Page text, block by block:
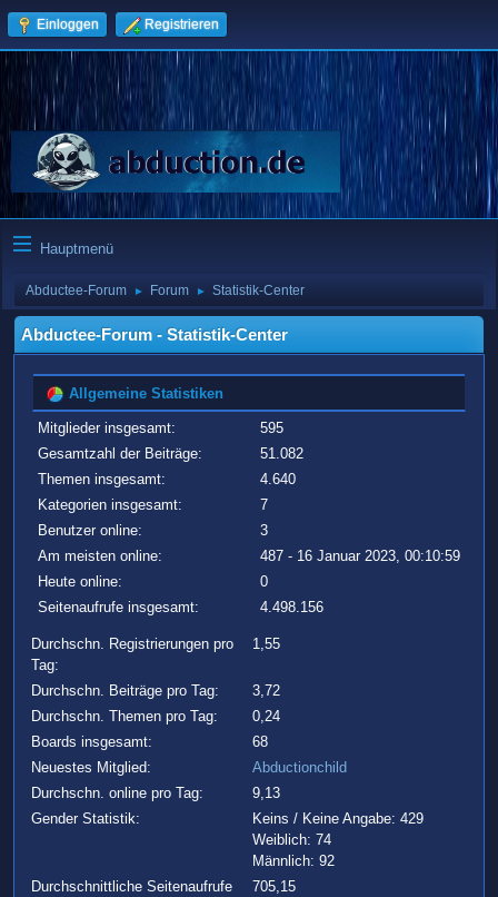
Einloggen Registrieren
Hauptmenü
Abductee-Forum ► Forum ► Statistik-Center
Abductee-Forum - Statistik-Center
Allgemeine Statistiken
Mitglieder insgesamt:
595
Gesamtzahl der Beiträge:
51.082
Themen insgesamt:
4.640
Kategorien insgesamt:
7
Benutzer online:
3
Am meisten online:
487 - 16 Januar 2023, 00:10:59
Heute online:
0
Seitenaufrufe insgesamt:
4.498.156
Durchschn. Registrierungen pro
Tag:
1,55
Durchschn. Beiträge pro Tag:
3,72
Durchschn. Themen pro Tag:
0,24
Boards insgesamt:
68
Neuestes Mitglied:
Abductionchild
Durchschn. online pro Tag:
9,13
Gender Statistik:
Keins / Keine Angabe: 429
Weiblich: 74
Männlich: 92
Durchschnittliche Seitenaufrufe
705,15